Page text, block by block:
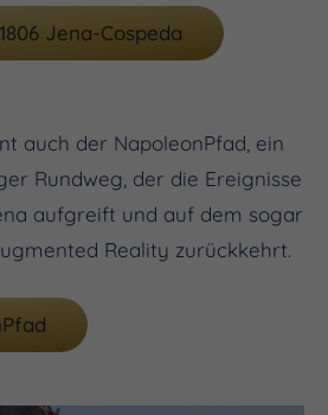
Jena-Cospeda
auch der NapoleonPfad, ein
Rundweg, der die Ereignisse
aufgreift und auf dem sogar
Reality zurückkehrt.